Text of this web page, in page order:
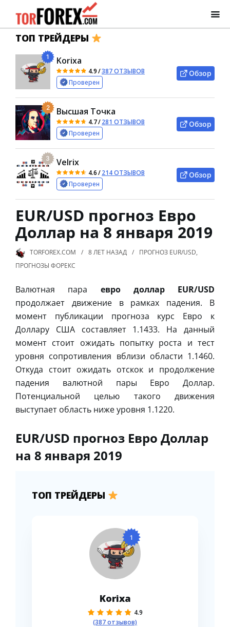
ТОП ТРЕЙДЕРЫ
1 Korixa
4.9/387 ОТЗЫВОВ
Проверен
Обзор
2 Высшая Точка
4.7/281 ОТЗЫВОВ
Проверен
Обзор
3 Velrix
4.6/214 ОТЗЫВОВ
Проверен
Обзор
EUR/USD прогноз Евро
Доллар на 8 января 2019
TORFOREX.COM 8 ЛЕТ НАЗАД ПРОГНОЗ EUR/USD,
ПРОГНОЗЫ ФОРЕКС
Валютная пара евро доллар EUR/USD
продолжает движение в рамках падения. В
момент публикации прогноза курс Евро к
Доллару США составляет 1.1433. На данный
момент стоит ожидать попытку роста и тест
уровня сопротивления вблизи области 1.1460.
Откуда стоит ожидать отскок и продолжение
падения валютной пары Евро Доллар.
Потенциальной целью такого движения
выступает область ниже уровня 1.1220.
EUR/USD прогноз Евро Доллар
на 8 января 2019
ТОП ТРЕЙДЕРЫ
1
Korixa
4.9
(387 отзывов)